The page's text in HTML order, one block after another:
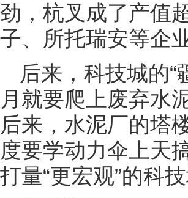
劲，杭叉成了产值
子、所托瑞安等企
后来，科技城的
月就要爬上废弃水
后来，水泥厂的塔
度要学动力伞上天
打量“更宏观”的科